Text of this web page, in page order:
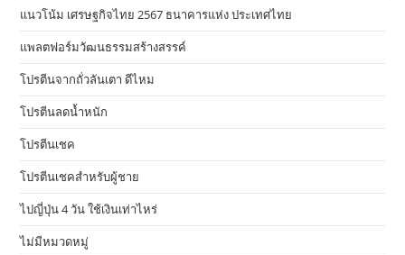
แนวโน้ม เศรษฐกิจไทย 2567 ธนาคารแห่ง ประเทศไทย
แพลตฟอร์มวัฒนธรรมสร้างสรรค์
โปรตีนจากถั่วลันเตา ดีไหม
โปรตีนลดน้ำหนัก
โปรตีนเชค
โปรตีนเชคสำหรับผู้ชาย
ไปญี่ปุ่น 4 วัน ใช้เงินเท่าไหร่
ไม่มีหมวดหมู่